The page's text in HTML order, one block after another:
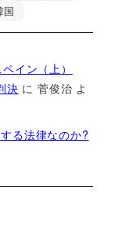
国
イン（上）
決 に菅俊治 よ
る法律なのか?